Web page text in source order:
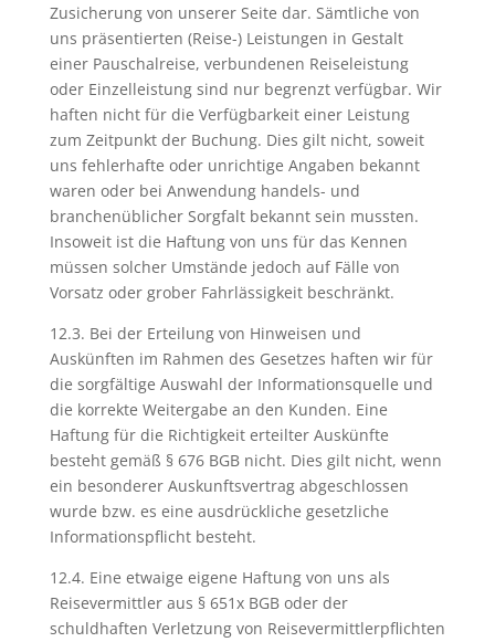
Zusicherung von unserer Seite dar. Sämtliche von
uns präsentierten (Reise-) Leistungen in Gestalt
einer Pauschalreise, verbundenen Reiseleistung
oder Einzelleistung sind nur begrenzt verfügbar. Wir
haften nicht für die Verfügbarkeit einer Leistung
zum Zeitpunkt der Buchung. Dies gilt nicht, soweit
uns fehlerhafte oder unrichtige Angaben bekannt
waren oder bei Anwendung handels- und
branchenüblicher Sorgfalt bekannt sein mussten.
Insoweit ist die Haftung von uns für das Kennen
müssen solcher Umstände jedoch auf Fälle von
Vorsatz oder grober Fahrlässigkeit beschränkt.
12.3. Bei der Erteilung von Hinweisen und
Auskünften im Rahmen des Gesetzes haften wir für
die sorgfältige Auswahl der Informationsquelle und
die korrekte Weitergabe an den Kunden. Eine
Haftung für die Richtigkeit erteilter Auskünfte
besteht gemäß § 676 BGB nicht. Dies gilt nicht, wenn
ein besonderer Auskunftsvertrag abgeschlossen
wurde bzw. es eine ausdrückliche gesetzliche
Informationspflicht besteht.
12.4. Eine etwaige eigene Haftung von uns als
Reisevermittler aus § 651x BGB oder der
schuldhaften Verletzung von Reisevermittlerpflichten